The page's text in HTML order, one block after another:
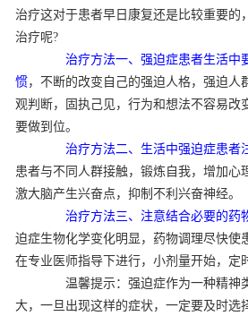
治疗这对于患者早日康复还是比较重要的
治疗呢?
治疗方法一、强迫症患者生活中
惯，不断的改变自己的强迫人格，强迫人
观判断，固执己见，行为和想法不容易改
要做到位。
治疗方法二、生活中强迫症患者
患者与不同人群接触，锻炼自我，增加心
激大脑产生兴奋点，抑制不利兴奋神经。
治疗方法三、注意结合必要的药
迫症生物化学变化明显，药物调理尽快使
在专业医师指导下进行，小剂量开始，定
温馨提示：强迫症作为一种精神
大，一旦出现这样的症状，一定要及时选